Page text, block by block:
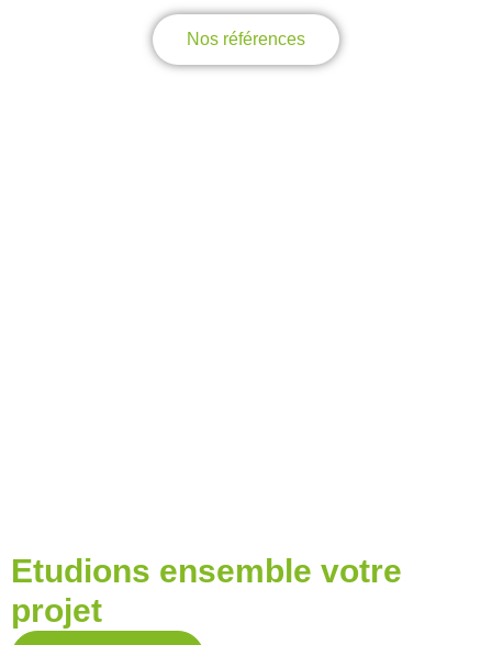
Nos références
Etudions ensemble votre
projet